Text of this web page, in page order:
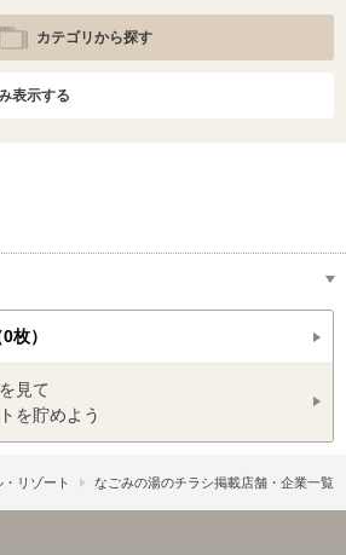
カテゴリから探す
表示する
枚）
見て
を貯めよう
リゾート なごみの湯のチラシ掲載店舗・企業一覧